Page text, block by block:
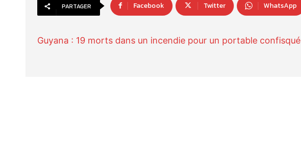
PARTAGER Facebook Twitter WhatsApp
Guyana : 19 morts dans un incendie pour un portable confisqué